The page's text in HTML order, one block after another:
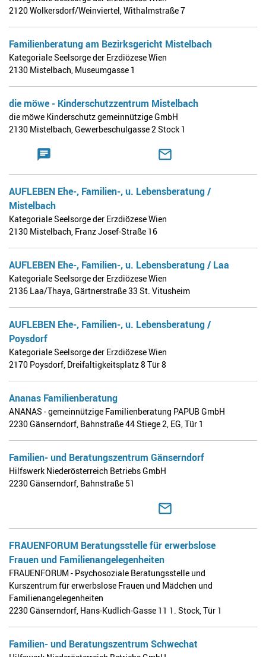
2120 Wolkersdorf/Weinviertel,Withalmstraße 7
Familienberatung am Bezirksgericht Mistelbach
Kategoriale Seelsorge der Erzdiözese Wien
2130 Mistelbach, Museumgasse 1
die möwe - Kinderschutzzentrum Mistelbach
die möwe Kinderschutz gemeinnützige GmbH
2130 Mistelbach,Gewerbeschulgasse 2 Stock 1
AUFLEBEN Ehe-, Familien-, u. Lebensberatung /
Mistelbach
Kategoriale Seelsorge der Erzdiözese Wien
2130 Mistelbach, Franz Josef-Straße 16
AUFLEBEN Ehe-, Familien-, u. Lebensberatung / Laa
Kategoriale Seelsorge der Erzdiözese Wien
2136 Laa/Thaya,Gärtnerstraße 33 St. Vitusheim
AUFLEBEN Ehe-, Familien-, u. Lebensberatung /
Poysdorf
Kategoriale Seelsorge der Erzdiözese Wien
2170 Poysdorf, Dreifaltigkeitsplatz 8 Tür 8
Ananas Familienberatung
ANANAS - gemeinnützige Familienberatung PAPUB GmbH
2230 Gänserndorf, Bahnstraße 44 Stiege 2, EG, Tür 1
Familien- und Beratungszentrum Gänserndorf
Hilfswerk Niederösterreich Betriebs GmbH
2230 Gänserndorf, Bahnstraße 51
FRAUENFORUM Beratungsstelle für erwerbslose
Frauen und Familienangelegenheiten
FRAUENFORUM - Psychosoziale Beratungsstelle und
Kurszentrum für erwerbslose Frauen und Mädchen und
Familienangelegenheiten
2230 Gänserndorf, Hans-Kudlich-Gasse 11 1. Stock, Tür 1
Familien- und Beratungszentrum Schwechat